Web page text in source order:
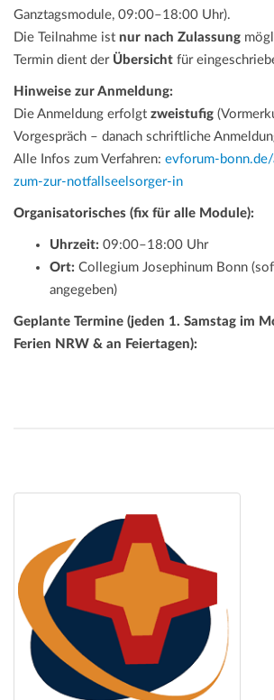
Ganztagsmodule, 09:00–18:00 Uhr).
Die Teilnahme ist nur nach Zulassung
Termin dient der Übersicht für
Hinweise zur Anmeldung:
Die Anmeldung erfolgt zweistufig
Vorgespräch – danach schriftliche
Alle Infos zum Verfahren: evforum-
zum-zur-notfallseelsorger-in
Organisatorisches (fix für alle Module):
Uhrzeit: 09:00–18:00 Uhr
Ort: Collegium Josephinum Bonn
angegeben)
Geplante Termine (jeden 1. Samstag im
Ferien NRW & an Feiertagen):